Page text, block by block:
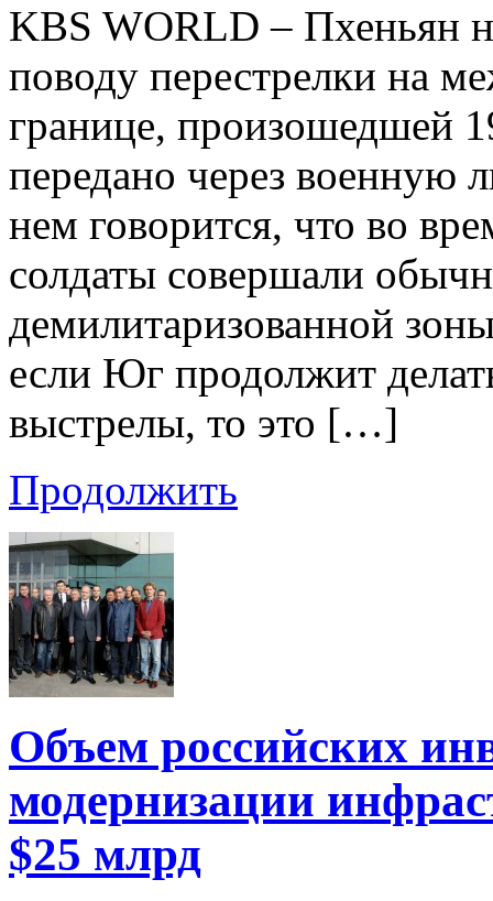
KBS WORLD – Пхеньян
поводу перестрелки на
границе, произошедшей
передано через военную
нем говорится, что во
солдаты совершали
демилитаризованной
если Юг продолжит
выстрелы, то это […]
Продолжить
Объем российских
модернизации
$25 млрд